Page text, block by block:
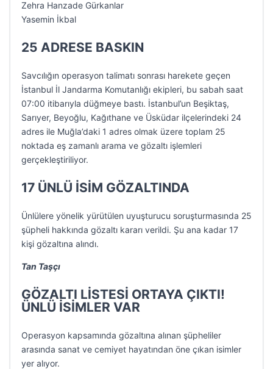
Zehra Hanzade Gürkanlar
Yasemin İkbal
25 ADRESE BASKIN
Savcılığın operasyon talimatı sonrası harekete geçen
İstanbul İl Jandarma Komutanlığı ekipleri, bu sabah saat
07:00 itibarıyla düğmeye bastı. İstanbul’un Beşiktaş,
Sarıyer, Beyoğlu, Kağıthane ve Üsküdar ilçelerindeki 24
adres ile Muğla’daki 1 adres olmak üzere toplam 25
noktada eş zamanlı arama ve gözaltı işlemleri
gerçekleştiriliyor.
17 ÜNLÜ İSİM GÖZALTINDA
Ünlülere yönelik yürütülen uyuşturucu soruşturmasında 25
şüpheli hakkında gözaltı kararı verildi. Şu ana kadar 17
kişi gözaltına alındı.
Tan Taşçı
GÖZALTI LİSTESİ ORTAYA ÇIKTI!
ÜNLÜ İSİMLER VAR
Operasyon kapsamında gözaltına alınan şüpheliler
arasında sanat ve cemiyet hayatından öne çıkan isimler
yer alıyor.